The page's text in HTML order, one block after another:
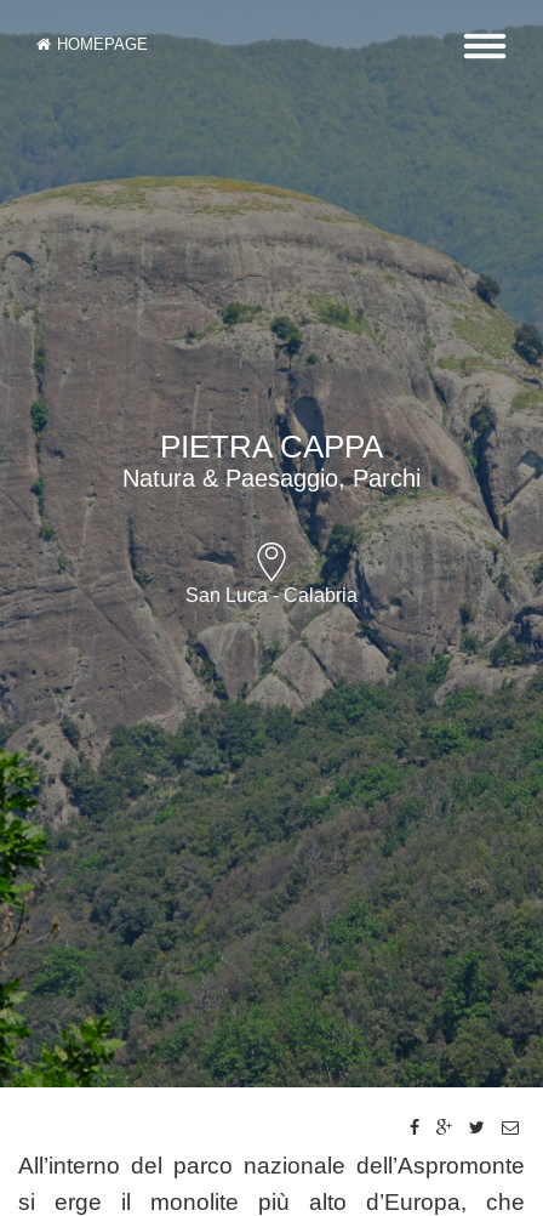
HOMEPAGE
PIETRA CAPPA
Natura & Paesaggio, Parchi
San Luca - Calabria
All’interno del parco nazionale dell’Aspromonte
si erge il monolite più alto d’Europa, che